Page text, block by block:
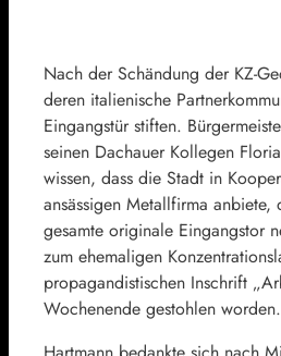
Nach der Schändung der KZ-
deren italienische
Eingangstür stiften.
seinen Dachauer Kollegen
wissen, dass die Stadt in
ansässigen Metallfirma
gesamte originale Eingangstor
zum ehemaligen
propagandistischen Inschrift
Wochenende gestohlen worden.